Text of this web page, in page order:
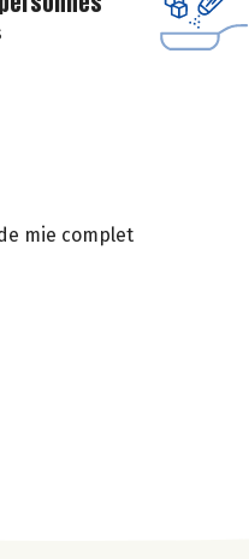
mie complet